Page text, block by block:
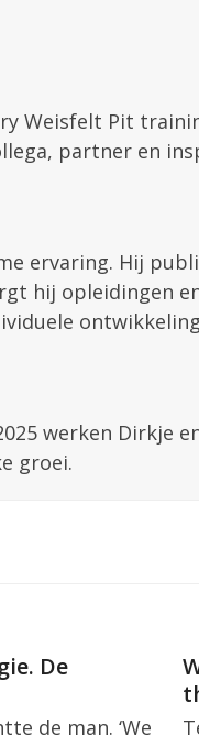
Weisfelt Pit
partner en
ervaring. Hij
hij opleidingen
werken Dirkje
groei.
De
de man. ‘We